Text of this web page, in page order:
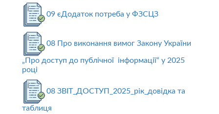
09 єДодаток потреба у ФЗСЦЗ
08 Про виконання вимог Закону України
„Про доступ до публічної інформації“ у 2025
році
08 ЗВIТ_ДОСТУП_2025_рiк_довiдка та
таблиця